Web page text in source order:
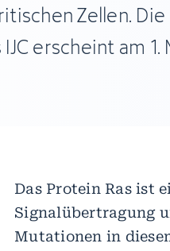
Zellen. Die
erscheint am 1.
Das Protein Ras ist
Signalübertragung
Mutationen in